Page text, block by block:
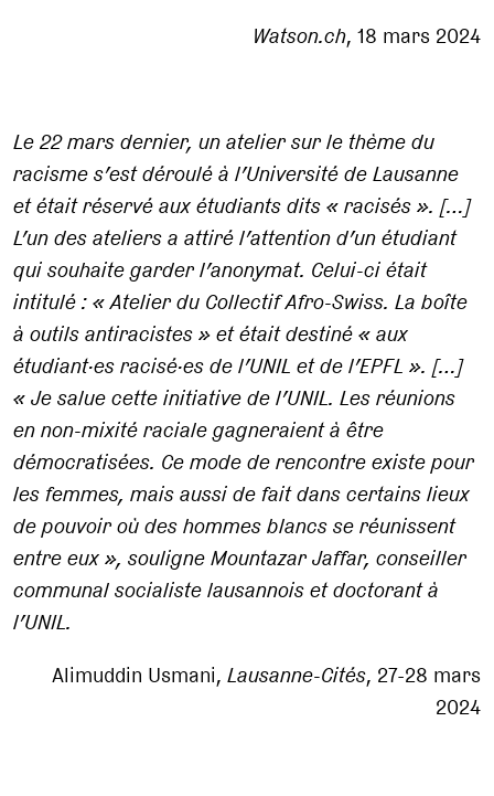
Watson.ch, 18 mars 2024
Le 22 mars dernier, un atelier sur le thème du
racisme s’est déroulé à l’Université de Lausanne
et était réservé aux étudiants dits «racisés». […]
L’un des ateliers a attiré l’attention d’un étudiant
qui souhaite garder l’anonymat. Celui-ci était
intitulé: «Atelier du Collectif Afro-Swiss. La boîte
à outils antiracistes» et était destiné «aux
étudiant·es racisé·es de l’UNIL et de l’EPFL ». […]
«Je salue cette initiative de l’UNIL. Les réunions
en non-mixité raciale gagneraient à être
démocratisées. Ce mode de rencontre existe pour
les femmes, mais aussi de fait dans certains lieux
de pouvoir où des hommes blancs se réunissent
entre eux», souligne Mountazar Jaffar, conseiller
communal socialiste lausannois et doctorant à
l’UNIL.
Alimuddin Usmani, Lausanne-Cités, 27-28 mars
2024